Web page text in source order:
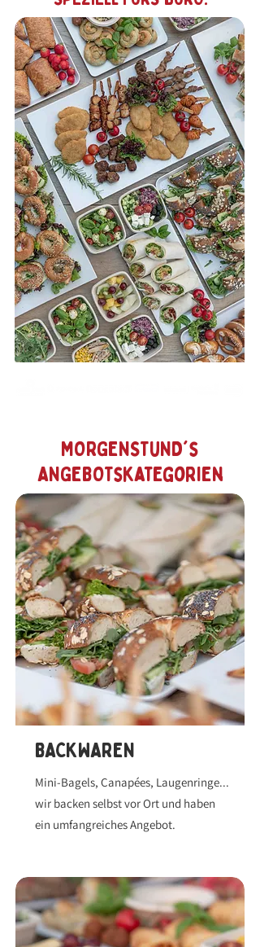
MORGENSTUND's
ANGEBOTskategorien
BACKWAREN
Mini-Bagels, Canapées, Laugenringe...
wir backen selbst vor Ort und haben
ein umfangreiches Angebot.